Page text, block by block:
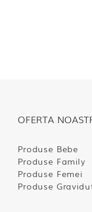
OFERTA
Produse Bebe
Produse Family
Produse Femei
Produse